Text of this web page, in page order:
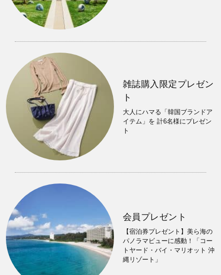
雑誌購入限定プレゼン
ト
大人にハマる「韓国ブランドア
イテム」を 計6名様にプレゼン
ト
会員プレゼント
【宿泊券プレゼント】美ら海の
パノラマビューに感動！「コー
トヤード・バイ・マリオット 沖
縄リゾート」